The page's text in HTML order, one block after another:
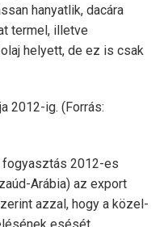
hanyatlik, dacára
termel, illetve
helyett, de ez is csak
2012-ig. (Forrás:
fogyasztás 2012-es
Arábia) az export
azzal, hogy a közel-